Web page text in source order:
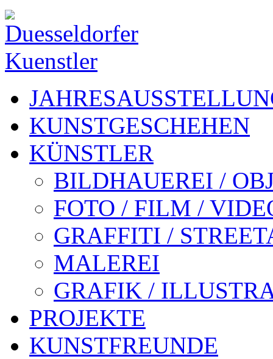
KUNSTGESCHEHEN
KÜNSTLER
BILDHAUEREI /
FOTO / FILM /
GRAFFITI /
MALEREI
GRAFIK /
PROJEKTE
KUNSTFREUNDE